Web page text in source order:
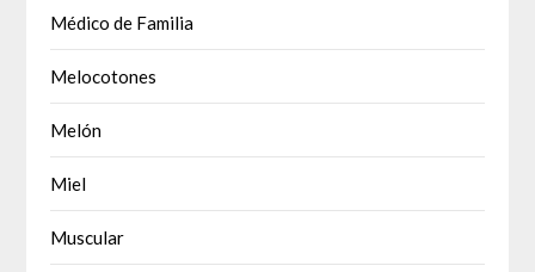
Médico de Familia
Melocotones
Melón
Miel
Muscular